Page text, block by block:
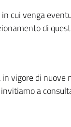
cui venga
di
vigore di nuove
a